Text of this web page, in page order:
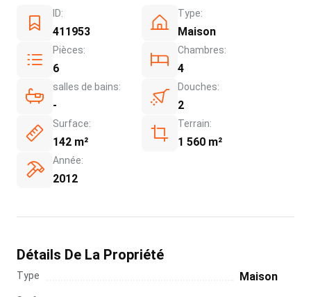
ID:
411953
Type:
Maison
Pièces:
6
Chambres:
4
salles de bains:
-
Douches:
2
Surface:
142 m²
Terrain:
1 560 m²
Année:
2012
Détails De La Propriété
Type Maison